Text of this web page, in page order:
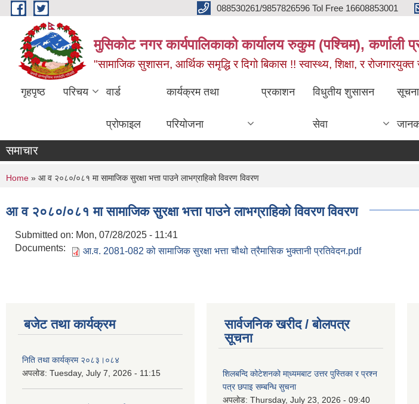
Skip to main content 088530261/9857826596 Tol Free 16608853001
मुसिकोट नगर कार्यपालिकाको कार्यालय रुकुम (पश्चिम), कर्णाली
"सामाजिक सुशासन, आर्थिक समृद्धि र दिगो बिकास !! स्वास्थ्य, शिक्षा, र रोजगारयुक्त
गृहपृष्ठ परिचय वार्ड
प्रोफाइल
कार्यक्रम तथा
परियोजना
प्रकाशन विधुतीय शुसासन
सेवा
समाचार
You are here
Home » आ व २०८०/०८१ मा सामाजिक सुरक्षा भत्ता पाउने लाभग्राहिको विवरण विवरण
आ व २०८०/०८१ मा सामाजिक सुरक्षा भत्ता पाउने लाभग्राहिको विवरण विवरण
Submitted on: Mon, 07/28/2025 - 11:41
Documents:
आ.व. 2081-082 को सामाजिक सुरक्षा भत्ता चौथो त्रैमासिक भुक्तानी प्रतिवेदन.pdf
बजेट तथा कार्यक्रम
निति तथा कार्यक्रम २०८३।०८४
अपलोड: Tuesday, July 7, 2026 - 11:15
सार्वजनिक खरीद / बोलपत्र
सूचना
शिलबन्दि कोटेशनको मा्ध्यमबाट उत्तर पुस्तिका र प्रश्न
पत्र छपाइ सम्बन्धि सुचना
अपलोड: Thursday, July 23, 2026 - 09:40